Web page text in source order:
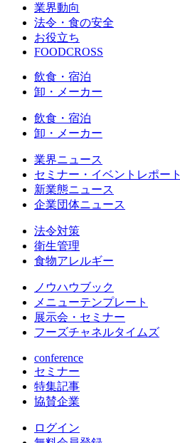
業界動向
法令・食の安全
お役立ち
FOODCROSS
飲食・宿泊
卸・メーカー
飲食・宿泊
卸・メーカー
業界ニュース
セミナー・イベントレポート
新業態ニュース
企業団体ニュース
法令対策
衛生管理
食物アレルギー
ノウハウブック
メニューテンプレート
展示会・セミナー
フーズチャネルタイムズ
conference
セミナー
特集記事
協賛企業
ログイン